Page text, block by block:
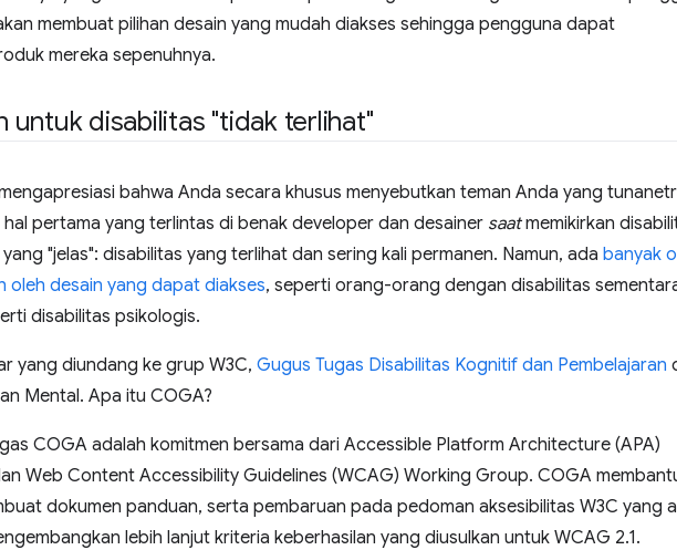
membuat pilihan desain yang mudah diakses sehingga pengguna dapat
mereka sepenuhnya.
untuk disabilitas "tidak terlihat"
bahwa Anda secara khusus menyebutkan teman Anda yang
hal pertama yang terlintas di benak developer dan desainer saatmemikirkan
"jelas": disabilitas yang terlihat dan sering kali permanen. Namun, ada banyak
oleh desain yang dapat diakses, seperti orang-orang dengan disabilitas
disabilitas psikologis.
yang diundang ke grup W3C, Gugus Tugas Disabilitas Kognitif dan Pembelajaran
Mental. Apa itu COGA?
COGA adalah komitmen bersama dari Accessible Platform Architecture (APA)
Web Content Accessibility Guidelines (WCAG) Working Group. COGA
dokumen panduan, serta pembaruan pada pedoman aksesibilitas W3C yang
lebih lanjut kriteria keberhasilan yang diusulkan untuk WCAG 2.1.